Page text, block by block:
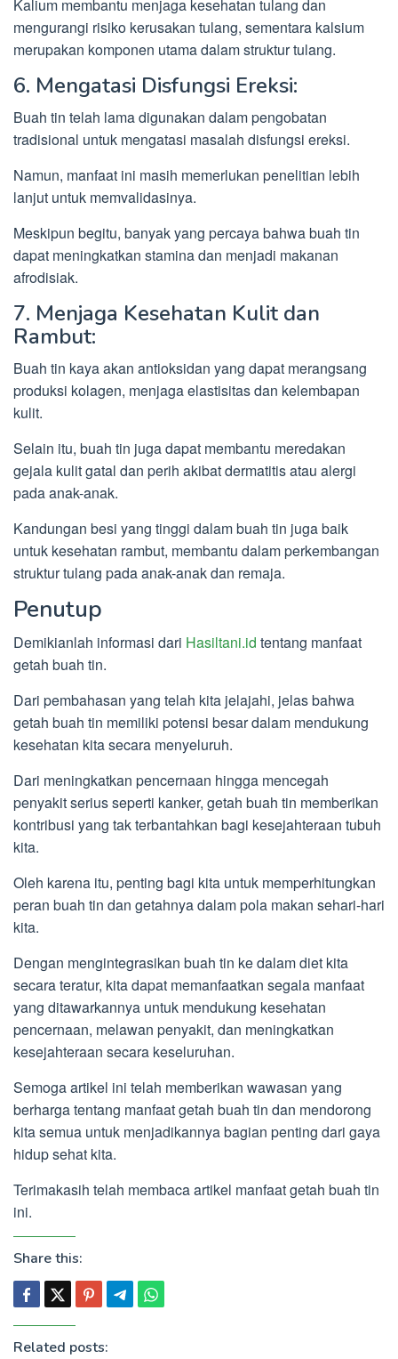
Kalium membantu menjaga kesehatan tulang dan
mengurangi risiko kerusakan tulang, sementara kalsium
merupakan komponen utama dalam struktur tulang.
6. Mengatasi Disfungsi Ereksi:
Buah tin telah lama digunakan dalam pengobatan
tradisional untuk mengatasi masalah disfungsi ereksi.
Namun, manfaat ini masih memerlukan penelitian lebih
lanjut untuk memvalidasinya.
Meskipun begitu, banyak yang percaya bahwa buah tin
dapat meningkatkan stamina dan menjadi makanan
afrodisiak.
7. Menjaga Kesehatan Kulit dan
Rambut:
Buah tin kaya akan antioksidan yang dapat merangsang
produksi kolagen, menjaga elastisitas dan kelembapan
kulit.
Selain itu, buah tin juga dapat membantu meredakan
gejala kulit gatal dan perih akibat dermatitis atau alergi
pada anak-anak.
Kandungan besi yang tinggi dalam buah tin juga baik
untuk kesehatan rambut, membantu dalam perkembangan
struktur tulang pada anak-anak dan remaja.
Penutup
Demikianlah informasi dari Hasiltani.id tentang manfaat
getah buah tin.
Dari pembahasan yang telah kita jelajahi, jelas bahwa
getah buah tin memiliki potensi besar dalam mendukung
kesehatan kita secara menyeluruh.
Dari meningkatkan pencernaan hingga mencegah
penyakit serius seperti kanker, getah buah tin memberikan
kontribusi yang tak terbantahkan bagi kesejahteraan tubuh
kita.
Oleh karena itu, penting bagi kita untuk memperhitungkan
peran buah tin dan getahnya dalam pola makan sehari-hari
kita.
Dengan mengintegrasikan buah tin ke dalam diet kita
secara teratur, kita dapat memanfaatkan segala manfaat
yang ditawarkannya untuk mendukung kesehatan
pencernaan, melawan penyakit, dan meningkatkan
kesejahteraan secara keseluruhan.
Semoga artikel ini telah memberikan wawasan yang
berharga tentang manfaat getah buah tin dan mendorong
kita semua untuk menjadikannya bagian penting dari gaya
hidup sehat kita.
Terimakasih telah membaca artikel manfaat getah buah tin
ini.
Share this:
Related posts: